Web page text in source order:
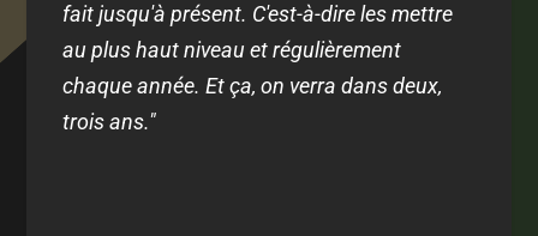
fait jusqu'à présent. C'est-à-dire les mettre
au plus haut niveau et régulièrement
chaque année. Et ça, on verra dans deux,
trois ans."